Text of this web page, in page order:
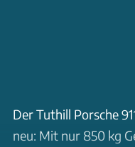
Der Tuthill Porsche
neu: Mit nur 850 kg